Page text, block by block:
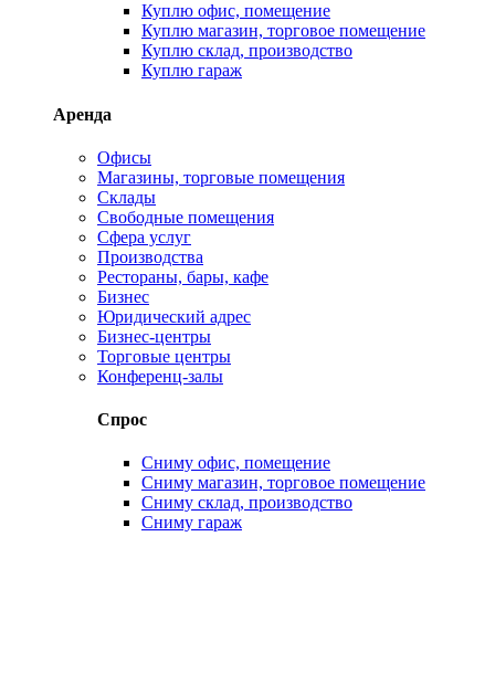
Куплю офис, помещение
Куплю магазин, торговое помещение
Куплю склад, производство
Куплю гараж
Аренда
Офисы
Магазины, торговые помещения
Склады
Свободные помещения
Сфера услуг
Производства
Рестораны, бары, кафе
Бизнес
Юридический адрес
Бизнес-центры
Торговые центры
Конференц-залы
Спрос
Сниму офис, помещение
Сниму магазин, торговое помещение
Сниму склад, производство
Сниму гараж